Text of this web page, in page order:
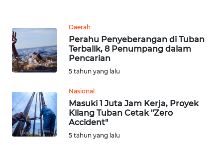
Daerah
Perahu Penyeberangan di Tuban
Terbalik, 8 Penumpang dalam
Pencarian
5 tahun yang lalu
Nasional
Masuki 1 Juta Jam Kerja, Proyek
Kilang Tuban Cetak "Zero
Accident"
5 tahun yang lalu
WN
WN
WN
TAPANULI
UTARA